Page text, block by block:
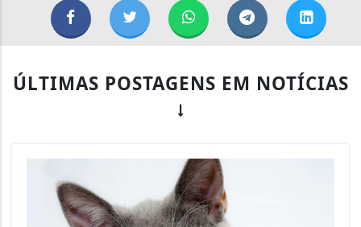
ÚLTIMAS POSTAGENS EM NOTÍCIAS